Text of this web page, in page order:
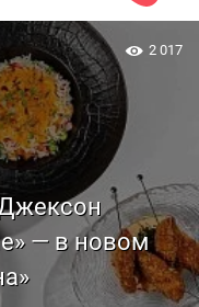
— в новом
2 017